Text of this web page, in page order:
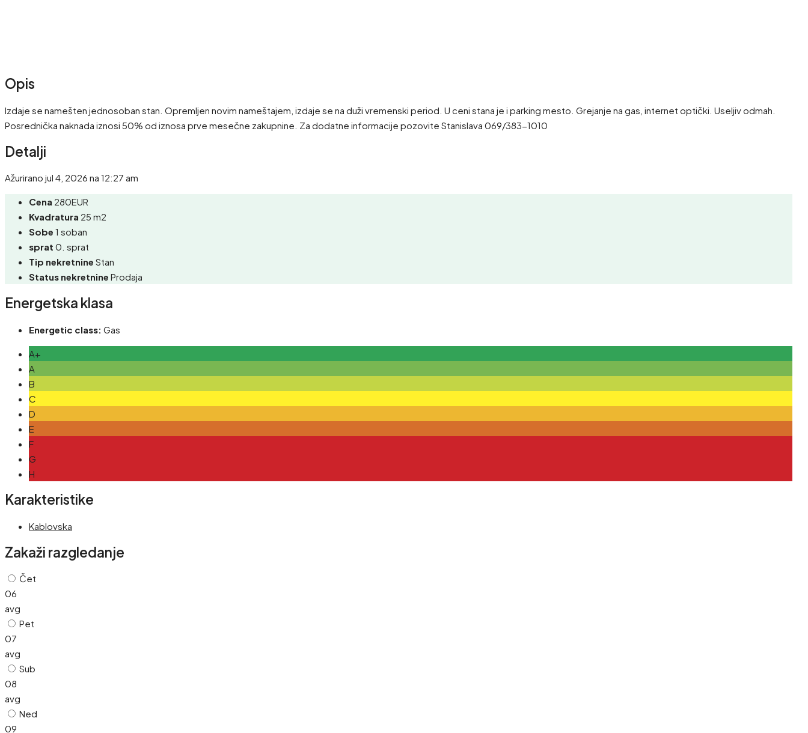
Opis
Izdaje se namešten jednosoban stan. Opremljen novim nameštajem, izdaje se na duži vremenski period. U ceni stana je i parking mesto. Grejanje na gas, internet optički. Useljiv odmah.
Posrednička naknada iznosi 50% od iznosa prve mesečne zakupnine. Za dodatne informacije pozovite Stanislava 069/383-1010
Detalji
Ažurirano jul 4, 2026 na 12:27 am
Cena 280EUR
Kvadratura 25 m2
Sobe 1 soban
sprat 0. sprat
Tip nekretnine Stan
Status nekretnine Prodaja
Energetska klasa
Energetic class: Gas
A+
A
B
C
D
E
F
G
H
Karakteristike
Kablovska
Zakaži razgledanje
Čet
06
avg
Pet
07
avg
Sub
08
avg
Ned
09